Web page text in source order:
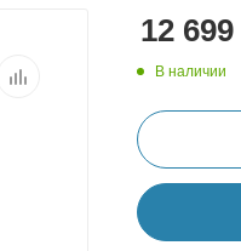
12 699
В наличии